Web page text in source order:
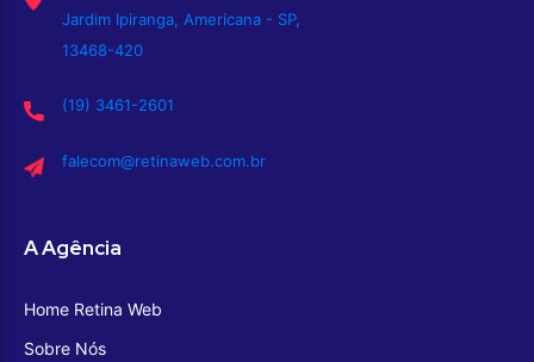
Jardim Ipiranga, Americana - SP,
13468-420
(19) 3461-2601
falecom@retinaweb.com.br
A Agência
Home Retina Web
Sobre Nós